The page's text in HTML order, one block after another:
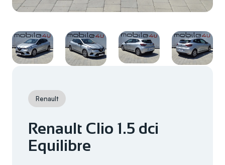
Renault
Renault Clio 1.5 dci
Equilibre